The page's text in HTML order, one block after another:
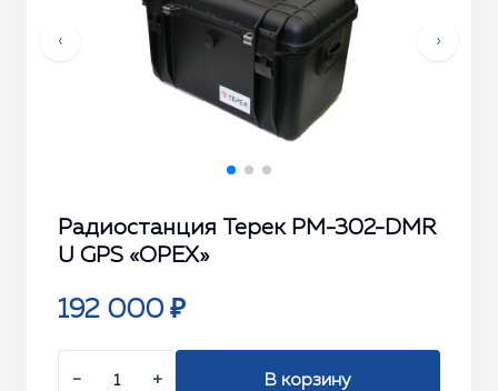
‹ ›
Радиостанция Терек РМ-302-DMR
U GPS «ОРЕХ»
192 000 ₽
− + В корзину